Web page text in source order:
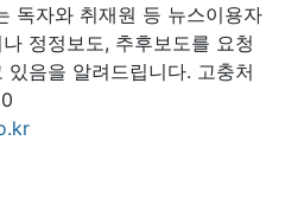
독자와 취재원 등 뉴스이용자
정정보도, 추후보도를 요청
음을 알려드립니다. 고충처